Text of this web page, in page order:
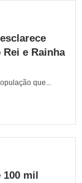
e Rainha
que...
mil